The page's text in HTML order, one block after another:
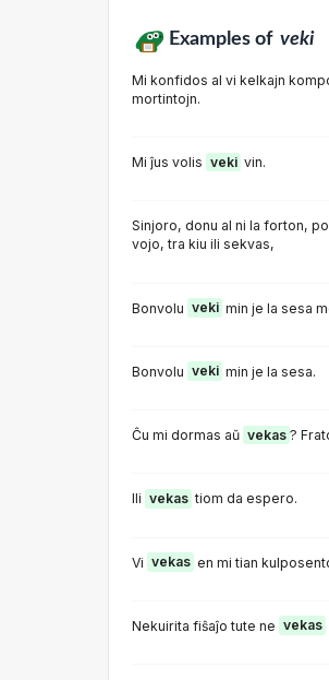
Examples of veki
Mi konfidos al vi kelkajn
mortintojn.
Mi ĵus volis veki vin.
Sinjoro, donu al ni la forton,
vojo, tra kiu ili sekvas,
Bonvolu veki min je la sesa
Bonvolu veki min je la sesa.
Ĉu mi dormas aŭ vekas ?
Ili vekas tiom da espero.
Vi vekas en mi tian
Nekuirita fiŝaĵo tute ne vekas